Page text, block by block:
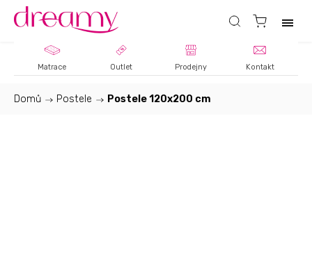
Matrace Outlet Prodejny Kontakt
Domů / Postele / Postele 120x200 cm